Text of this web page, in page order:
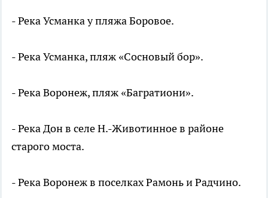
- Река Усманка у пляжа Боровое.
- Река Усманка, пляж «Сосновый бор».
- Река Воронеж, пляж «Багратиони».
- Река Дон в селе Н.-Животинное в районе
старого моста.
- Река Воронеж в поселках Рамонь и Радчино.